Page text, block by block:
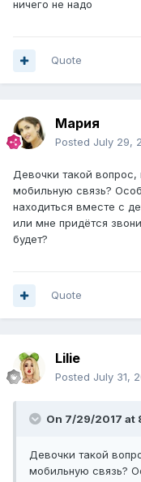
ничего не надо
Quote
Мария
Posted July 29,
Девочки такой вопрос,
мобильную связь?
находиться вместе с
или мне придётся
будет?
Quote
Lilie
Posted July 31,
On 7/29/2017 at
Девочки такой
мобильную связь?